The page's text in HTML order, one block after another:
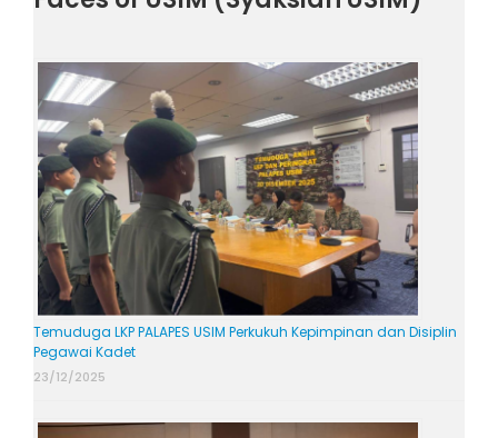
Temuduga LKP PALAPES USIM Perkukuh Kepimpinan dan Disiplin
Pegawai Kadet
23/12/2025